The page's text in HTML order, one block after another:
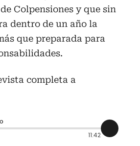
Colpensiones y que sin
dentro de un año la
que preparada para
completa a
11:42